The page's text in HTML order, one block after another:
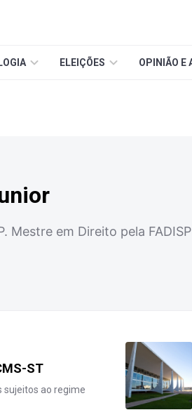
ELEIÇÕES OPINIÃO E
Mestre em Direito pela
ST
sujeitos ao regime